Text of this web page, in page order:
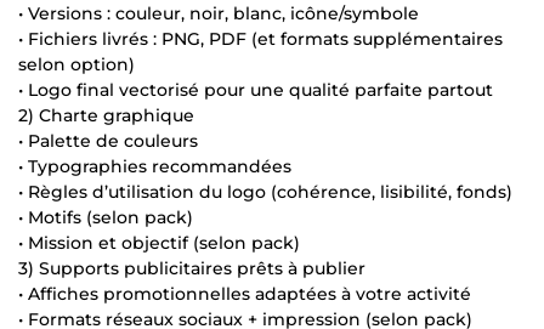
• Versions : couleur, noir, blanc, icône/symbole
• Fichiers livrés : PNG, PDF (et formats supplémentaires
selon option)
• Logo final vectorisé pour une qualité parfaite partout
2) Charte graphique
• Palette de couleurs
• Typographies recommandées
• Règles d’utilisation du logo (cohérence, lisibilité, fonds)
• Motifs (selon pack)
• Mission et objectif (selon pack)
3) Supports publicitaires prêts à publier
• Affiches promotionnelles adaptées à votre activité
• Formats réseaux sociaux + impression (selon pack)